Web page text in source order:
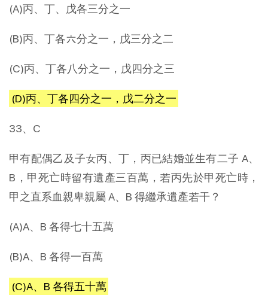
(A)丙、丁、戊各三分之一
(B)丙、丁各六分之一，戊三分之二
(C)丙、丁各八分之一，戊四分之三
(D)丙、丁各四分之一，戊二分之一
33、C
甲有配偶乙及子女丙、丁，丙已結婚並生有二子 A、
B，甲死亡時留有遺產三百萬，若丙先於甲死亡時，
甲之直系血親卑親屬 A、B 得繼承遺產若干？
(A)A、B 各得七十五萬
(B)A、B 各得一百萬
(C)A、B 各得五十萬